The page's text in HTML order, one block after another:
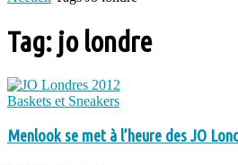
Tag: jo londre
Baskets et Sneakers
Menlook se met à l’heure des JO